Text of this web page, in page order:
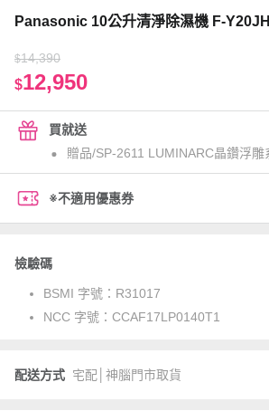
Panasonic 10公升清淨除濕機 F-Y20JH
$14,390
$12,950
買就送
※不適用優惠券
檢驗碼
BSMI 字號： R31017
NCC 字號： CCAF17LP0140T1
配送方式 宅配│神腦門市取貨